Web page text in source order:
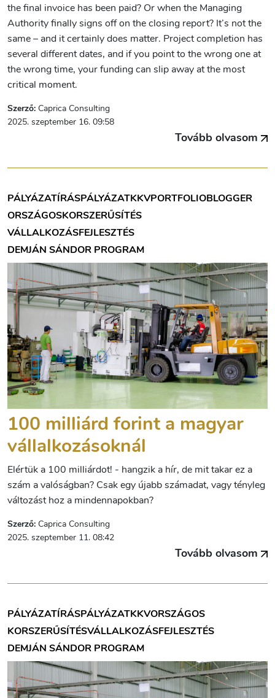
the final invoice has been paid? Or when the Managing
Authority finally signs off on the closing report? It’s not the
same – and it certainly does matter. Project completion has
several different dates, and if you point to the wrong one at
the wrong time, your funding can slip away at the most
critical moment.
Szerző: Caprica Consulting
2025. szeptember 16. 09:58
Tovább olvasom
PÁLYÁZATÍRÁSPÁLYÁZATKKVPORTFOLIOBLOGGER
ORSZÁGOSKORSZERŰSÍTÉS
VÁLLALKOZÁSFEJLESZTÉS
DEMJÁN SÁNDOR PROGRAM
100 milliárd forint a magyar
vállalkozásoknál
Elértük a 100 milliárdot! - hangzik a hír, de mit takar ez a
szám a valóságban? Csak egy újabb számadat, vagy tényleg
változást hoz a mindennapokban?
Szerző: Caprica Consulting
2025. szeptember 11. 08:42
Tovább olvasom
PÁLYÁZATÍRÁSPÁLYÁZATKKVORSZÁGOS
KORSZERŰSÍTÉSVÁLLALKOZÁSFEJLESZTÉS
DEMJÁN SÁNDOR PROGRAM